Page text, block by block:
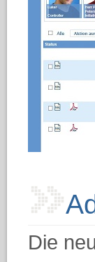
Die